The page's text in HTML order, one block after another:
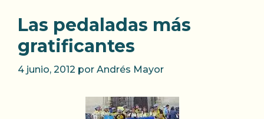
Las pedaladas más
gratificantes
4 junio, 2012 por Andrés Mayor